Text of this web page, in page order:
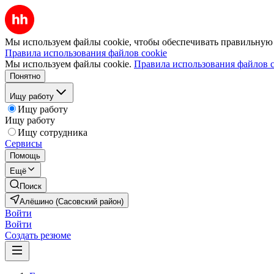
Мы используем файлы cookie, чтобы обеспечивать правильную
Правила использования файлов cookie
Мы используем файлы cookie. Правила использования файлов
Понятно
Ищу работу
Ищу работу
Ищу работу
Ищу сотрудника
Сервисы
Помощь
Ещё
Поиск
Алёшино (Сасовский район)
Войти
Войти
Создать резюме